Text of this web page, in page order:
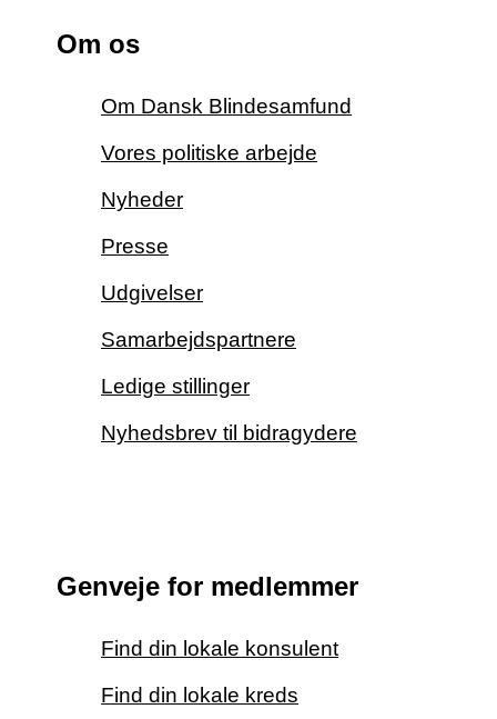
Om os
Om Dansk Blindesamfund
Vores politiske arbejde
Nyheder
Presse
Udgivelser
Samarbejdspartnere
Ledige stillinger
Nyhedsbrev til bidragydere
Genveje for medlemmer
Find din lokale konsulent
Find din lokale kreds